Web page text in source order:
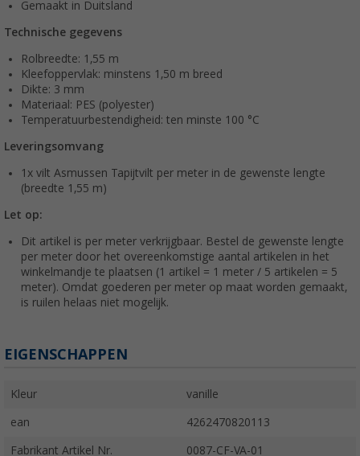
Gemaakt in Duitsland
Technische gegevens
Rolbreedte: 1,55 m
Kleefoppervlak: minstens 1,50 m breed
Dikte: 3 mm
Materiaal: PES (polyester)
Temperatuurbestendigheid: ten minste 100 °C
Leveringsomvang
1x vilt Asmussen Tapijtvilt per meter in de gewenste lengte
(breedte 1,55 m)
Let op:
Dit artikel is per meter verkrijgbaar. Bestel de gewenste lengte
per meter door het overeenkomstige aantal artikelen in het
winkelmandje te plaatsen (1 artikel = 1 meter / 5 artikelen = 5
meter). Omdat goederen per meter op maat worden gemaakt,
is ruilen helaas niet mogelijk.
EIGENSCHAPPEN
Kleur vanille
ean 4262470820113
Fabrikant Artikel Nr. 0087-CF-VA-01